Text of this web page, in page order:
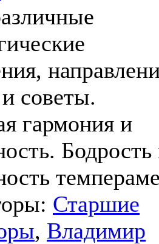
советы.
гармония и
Бодрость
Старшие
, Владимир